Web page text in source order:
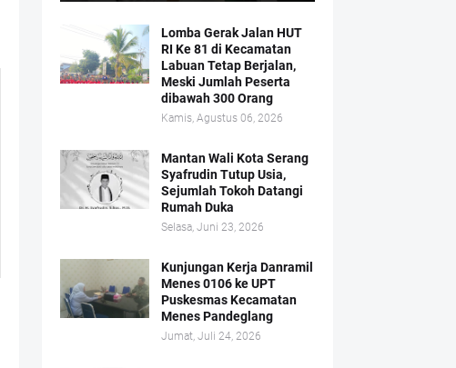
Lomba Gerak Jalan HUT
RI Ke 81 di Kecamatan
Labuan Tetap Berjalan,
Meski Jumlah Peserta
dibawah 300 Orang
Kamis, Agustus 06, 2026
Mantan Wali Kota Serang
Syafrudin Tutup Usia,
Sejumlah Tokoh Datangi
Rumah Duka
Selasa, Juni 23, 2026
Kunjungan Kerja Danramil
Menes 0106 ke UPT
Puskesmas Kecamatan
Menes Pandeglang
Jumat, Juli 24, 2026